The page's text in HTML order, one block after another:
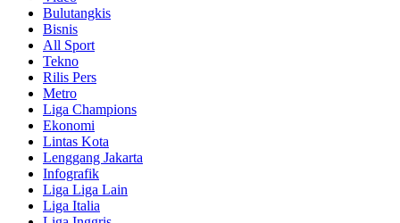
Bulutangkis
Bisnis
All Sport
Tekno
Rilis Pers
Metro
Liga Champions
Ekonomi
Lintas Kota
Lenggang Jakarta
Infografik
Liga Liga Lain
Liga Italia